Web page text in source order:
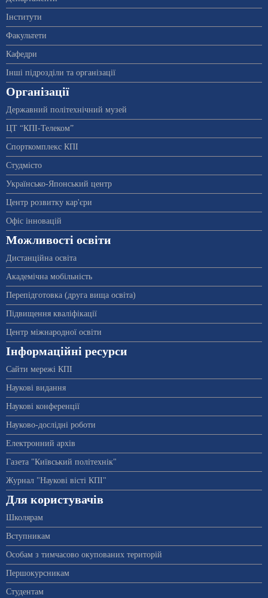
Інститути
Факультети
Кафедри
Інші підрозділи та організації
Організації
Державний політехнічний музей
ЦТ “КПІ-Телеком”
Спорткомплекс КПІ
Студмісто
Українсько-Японський центр
Центр розвитку кар'єри
Офіс інновацій
Можливості освіти
Дистанційна освіта
Академічна мобільність
Перепідготовка (друга вища освіта)
Підвищення кваліфікації
Центр міжнародної освіти
Інформаційні ресурси
Сайти мережі КПІ
Наукові видання
Наукові конференції
Науково-дослідні роботи
Електронний архів
Газета "Київський політехнік"
Журнал "Наукові вісті КПІ"
Для користувачів
Школярам
Вступникам
Особам з тимчасово окупованих територій
Першокурсникам
Студентам